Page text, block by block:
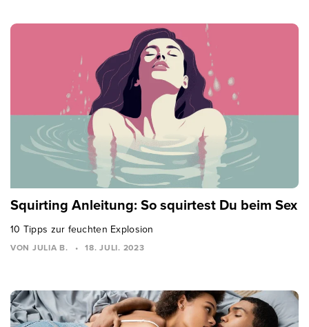
Squirting Anleitung: So squirtest Du beim Sex
10 Tipps zur feuchten Explosion
VON JULIA B. • 18. JULI. 2023